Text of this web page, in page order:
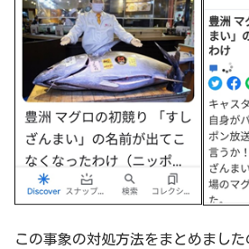
この事象の対処方法をまとめまし